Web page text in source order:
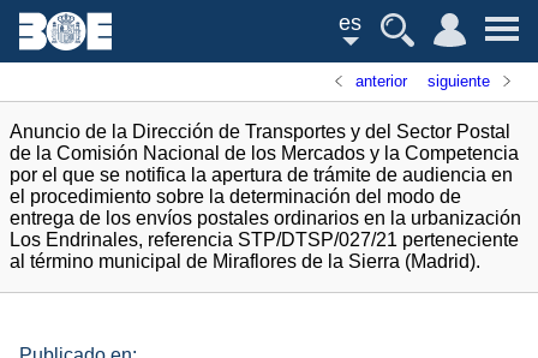
es
anterior siguiente
Anuncio de la Dirección de Transportes y del Sector Postal
de la Comisión Nacional de los Mercados y la Competencia
por el que se notifica la apertura de trámite de audiencia en
el procedimiento sobre la determinación del modo de
entrega de los envíos postales ordinarios en la urbanización
Los Endrinales, referencia STP/DTSP/027/21 perteneciente
al término municipal de Miraflores de la Sierra (Madrid).